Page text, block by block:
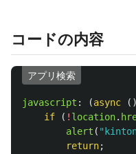
コードの内容
アプリ検索
javascript : (async ()
if
( ! location.
alert ( "
return;